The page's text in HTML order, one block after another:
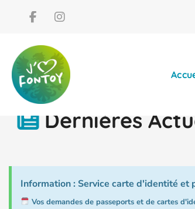
Dernières
Information : Service carte d'identité et
Vos demandes de passeports et de cartes